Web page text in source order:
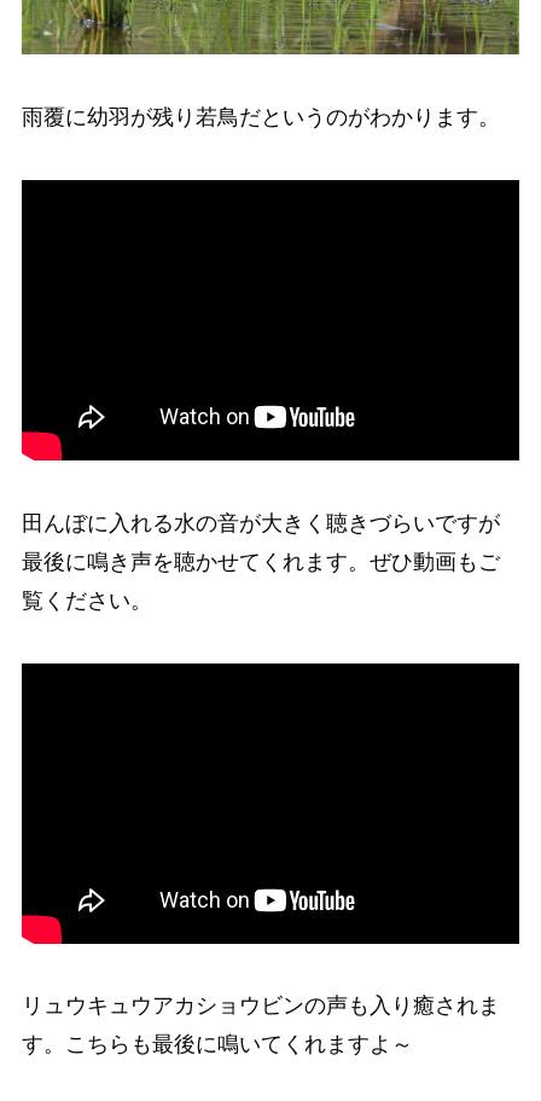
雨覆に幼羽が残り若鳥だというのがわかります。
田んぼに入れる水の音が大きく聴きづらいですが
最後に鳴き声を聴かせてくれます。ぜひ動画もご
覧ください。
リュウキュウアカショウビンの声も入り癒されま
す。こちらも最後に鳴いてくれますよ～